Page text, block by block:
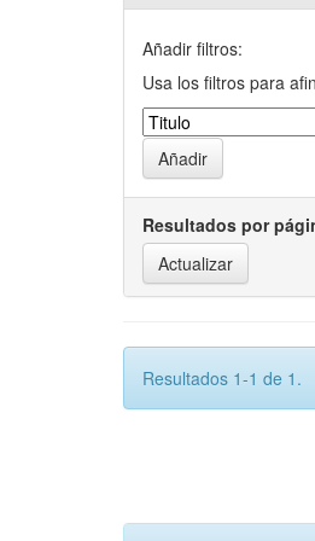
Añadir filtros:
Usa los filtros para
Resultados por
Resultados 1-1 de 1.